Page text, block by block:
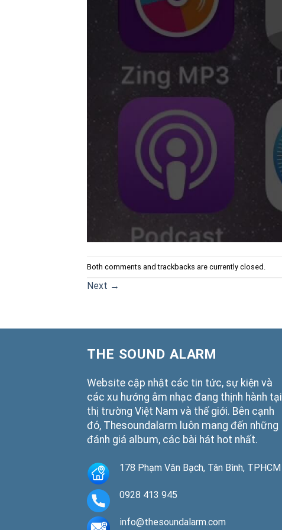
Both comments and trackbacks are currently closed.
Next →
THE SOUND ALARM
Website cập nhật các tin tức, sự kiện và
các xu hướng âm nhạc đang thịnh hành tại
thị trường Việt Nam và thế giới. Bên cạnh
đó, Thesoundalarm luôn mang đến những
đánh giá album, các bài hát hot nhất.
178 Phạm Văn Bạch, Tân Bình, TPHCM
0928 413 945
info@thesoundalarm.com